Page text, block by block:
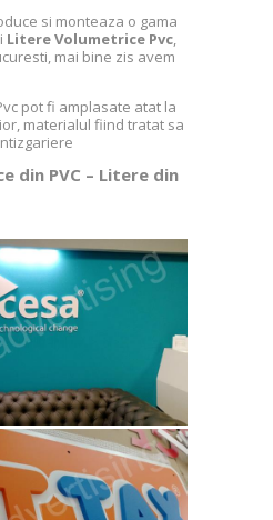
si monteaza o gama
Litere Volumetrice Pvc,
mai bine zis avem
pot fi amplasate atat la
materialul fiind tratat sa
din PVC – Litere din